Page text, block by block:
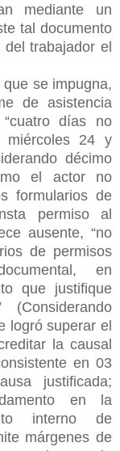
mediante un
tal documento
trabajador el
se impugna,
de asistencia
días no
miércoles 24 y
décimo
el actor no
formularios de
permiso al
ausente, “no
de permisos
en
que justifique
logrósuperar el
la causal
en 03
justificada;
en la
interno de
márgenes de